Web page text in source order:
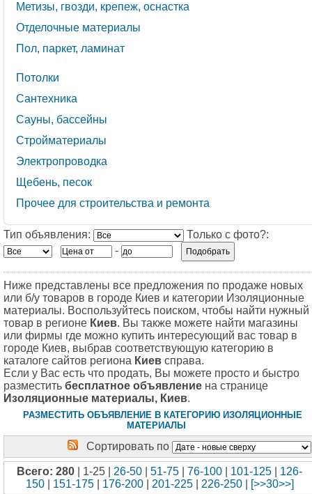
Метизы, гвозди, крепеж, оснастка
Отделочные материалы
Пол, паркет, ламинат
Потолки
Сантехника
Сауны, бассейны
Стройматериалы
Электропроводка
Щебень, песок
Прочее для строительства и ремонта
Тип объявления:
Только с фото?:
-
Ниже представлены все предложения по продаже новых
или б/у товаров в городе Киев и категории Изоляционные
материалы. Воспользуйтесь поиском, чтобы найти нужный
товар в регионе Киев. Вы также можете найти магазины
или фирмы где можно купить интересующий вас товар в
городе Киев, выбрав соответствующую категорию в
каталоге сайтов региона Киев справа.
Если у Вас есть что продать, Вы можете просто и быстро
разместить бесплатное объявление на странице
Изоляционные материалы, Киев.
РАЗМЕСТИТЬ ОБЪЯВЛЕНИЕ В КАТЕГОРИЮ ИЗОЛЯЦИОННЫЕ
МАТЕРИАЛЫ
Сортировать по
Всего: 280 | 1-25 | 26-50 51-75 76-100 101-125
126-
150| 151-175| 176-200| 201-225| 226-250| [>>30>>]